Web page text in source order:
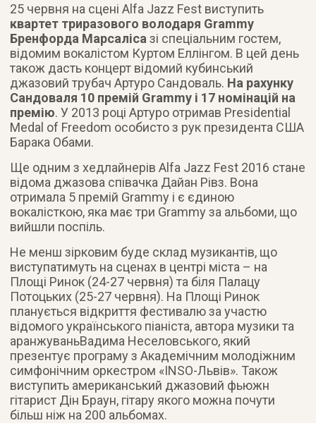
25 червня на сцені Alfa Jazz Fest виступить
квартет триразового володаря Grammy
Бренфорда Марсаліса зі спеціальним гостем,
відомим вокалістом Куртом Еллінгом. В цей день
також дасть концерт відомий кубинський
джазовий трубач Артуро Сандоваль. На рахунку
Сандоваля 10 премій Grammy і 17 номінацій на
премію. У 2013 році Артуро отримав Presidential
Medal of Freedom особисто з рук президента США
Барака Обами.
Ще одним з хедлайнерів Alfa Jazz Fest 2016 стане
відома джазова співачка Дайан Рівз. Вона
отримала 5 премій Grammy і є єдиною
вокалісткою, яка має три Grammy за альбоми, що
вийшли поспіль.
Не менш зірковим буде склад музикантів, що
виступатимуть на сценах в центрі міста – на
Площі Ринок (24-27 червня) та біля Палацу
Потоцьких (25-27 червня). На Площі Ринок
планується відкриття фестивалю за участю
відомого українського піаніста, автора музики та
аранжуваньВадима Неселовського, який
презентує програму з Академічним молодіжним
симфонічним оркестром «ІNSO-Львів». Також
виступить американський джазовий фьюжн
гітарист Дін Браун, гітару якого можна почути
більш ніж на 200 альбомах.